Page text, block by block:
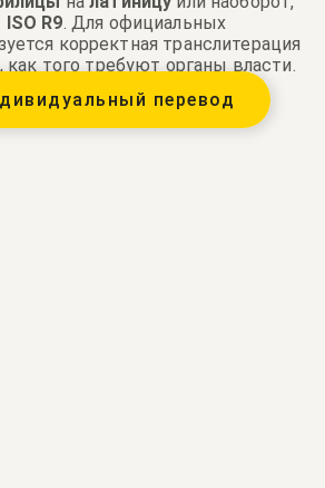
R9. Для официальных
корректная транслитерация
как того требуют органы власти.
перевод